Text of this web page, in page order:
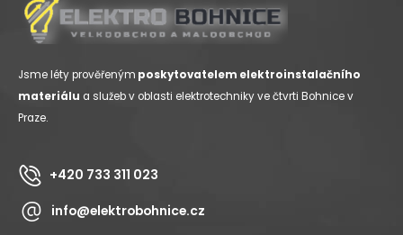
Jsme léty prověřeným poskytovatelem elektroinstalačního
materiálu a služeb v oblasti elektrotechniky ve čtvrti Bohnice v
Praze.
+420 733 311 023
info@elektrobohnice.cz